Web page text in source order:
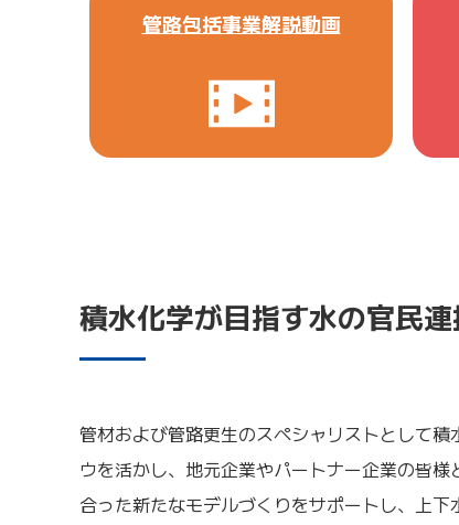
管路包括事業解説動画
積水化学が目指す水の官民
管材および管路更生のスペシャリストとして
ウを活かし、地元企業やパートナー企業の皆
合った新たなモデルづくりをサポートし、上